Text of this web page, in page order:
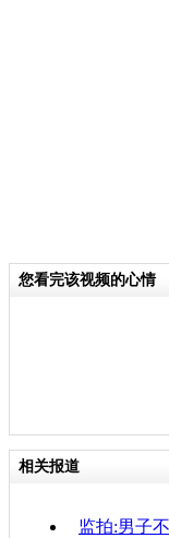
您看完该视频的心情
相关报道
监拍:男子